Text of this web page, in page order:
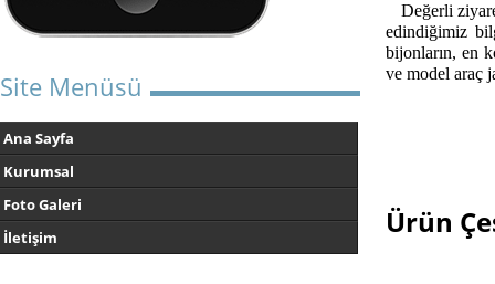
Site Menüsü
Ana Sayfa
Kurumsal
Foto Galeri
İletişim
Değerli
edindiğimiz
bijonların, en
ve model araç
Ürün